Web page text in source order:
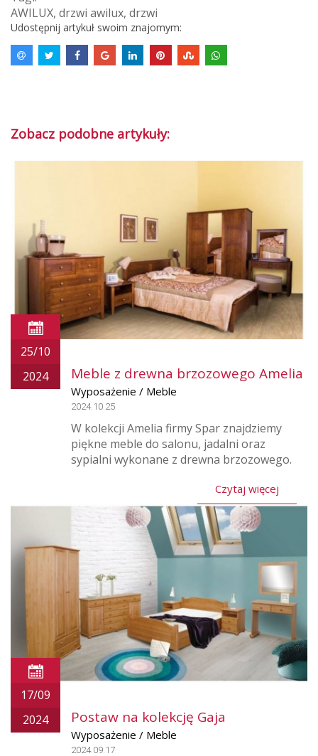
AWILUX, drzwi awilux, drzwi
Udostępnij artykuł swoim znajomym:
Zobacz podobne artykuły:
25/10
2024
Meble z drewna brzozowego Amelia
Wyposażenie / Meble
2024.10.25
W kolekcji Amelia firmy Spar znajdziemy
piękne meble do salonu, jadalni oraz
sypialni wykonane z drewna brzozowego.
Czytaj więcej
17/09
2024
Postaw na kolekcję Gaja
Wyposażenie / Meble
2024.09.17